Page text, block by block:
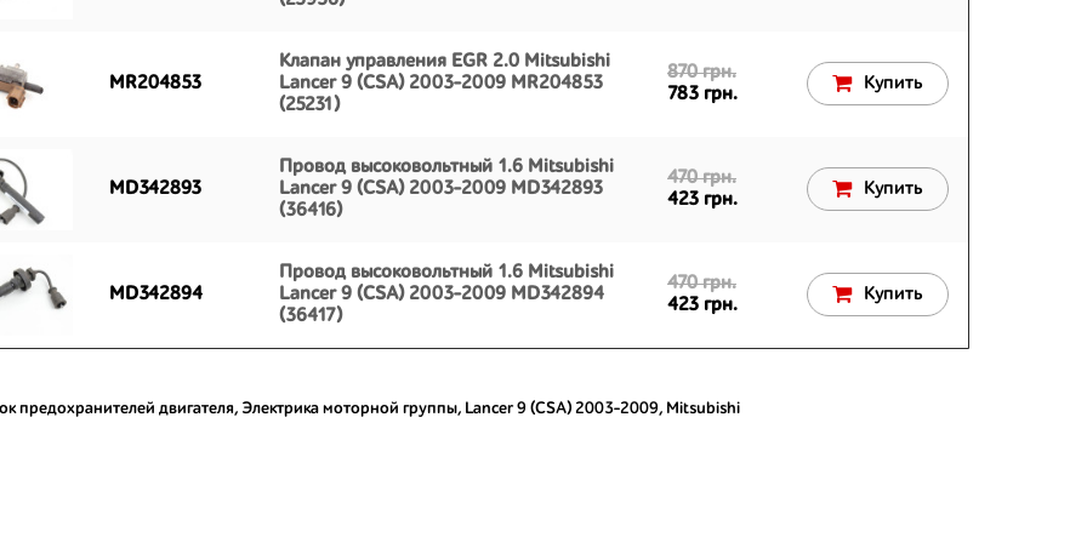
MR204853
Клапан управления EGR 2.0 Mitsubishi
Lancer 9 (CSA) 2003-2009 MR204853
(25231)
870 грн.
783 грн.
Купить
MD342893
Провод высоковольтный 1.6 Mitsubishi
Lancer 9 (CSA) 2003-2009 MD342893
(36416)
470 грн.
423 грн.
Купить
MD342894
Провод высоковольтный 1.6 Mitsubishi
Lancer 9 (CSA) 2003-2009 MD342894
(36417)
470 грн.
423 грн.
Купить
предохранителей двигателя, Электрика моторной группы, Lancer 9 (CSA) 2003-2009, Mitsubishi